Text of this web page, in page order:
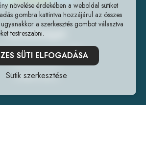
növelése érdekében a weboldal sütiket
gombra kattintva hozzájárul az összes
a szerkesztés gombot választva
testreszabni.
SÜTI ELFOGADÁSA
Sütik szerkesztése
Elérhetőségek
Budapest, Fogarasi út 218.
+36202240241
info@forrlab.hu